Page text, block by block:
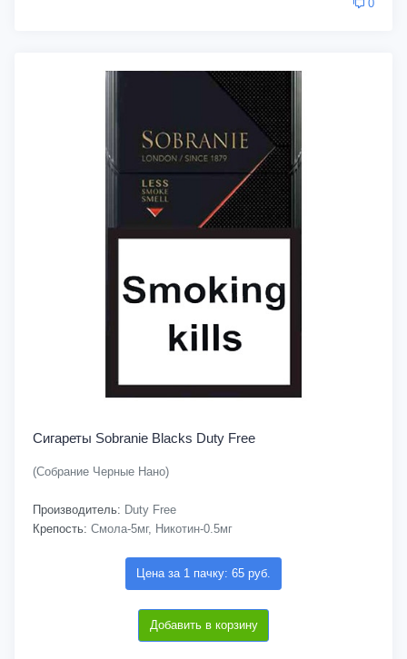
0
Сигареты Sobranie Blacks Duty Free
(Собрание Черные Нано)
Производитель: Duty Free
Крепость: Смола-5мг, Никотин-0.5мг
Цена за 1 пачку: 65 руб.
Добавить в корзину